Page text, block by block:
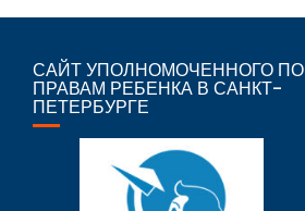
САЙТ УПОЛНОМОЧЕННОГО ПО
ПРАВАМ РЕБЕНКА В САНКТ-
ПЕТЕРБУРГЕ